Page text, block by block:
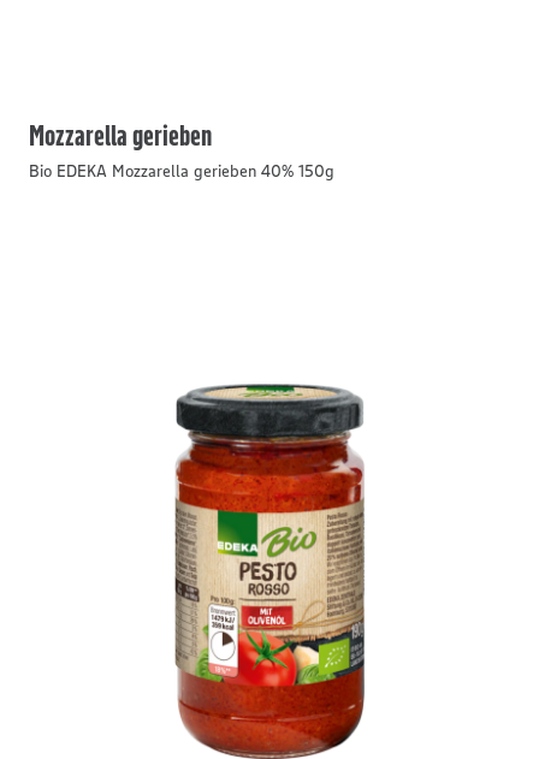
Mozzarella gerieben
Bio EDEKA Mozzarella gerieben 40% 150g